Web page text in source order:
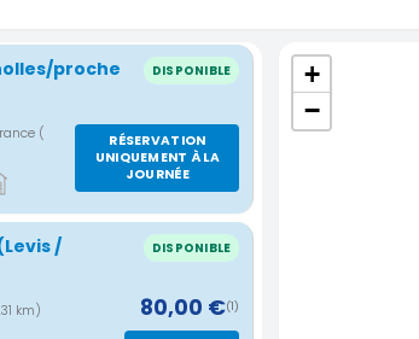
proche
DISPONIBLE
(
RÉSERVATION
UNIQUEMENT À LA
JOURNÉE
/
DISPONIBLE
km) 80,00 €(1)
+
−